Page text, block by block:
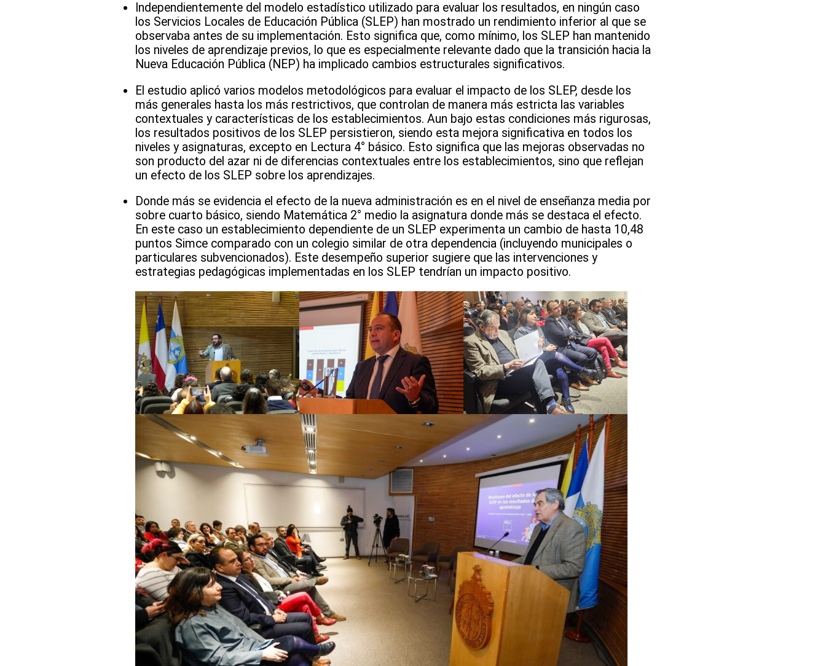
Independientemente del modelo estadístico utilizado para evaluar los resultados, en ningún caso
los Servicios Locales de Educación Pública (SLEP) han mostrado un rendimiento inferior al que se
observaba antes de su implementación. Esto significa que, como mínimo, los SLEP han mantenido
los niveles de aprendizaje previos, lo que es especialmente relevante dado que la transición hacia la
Nueva Educación Pública (NEP) ha implicado cambios estructurales significativos.
El estudio aplicó varios modelos metodológicos para evaluar el impacto de los SLEP, desde los
más generales hasta los más restrictivos, que controlan de manera más estricta las variables
contextuales y características de los establecimientos. Aun bajo estas condiciones más rigurosas,
los resultados positivos de los SLEP persistieron, siendo esta mejora significativa en todos los
niveles y asignaturas, excepto en Lectura 4° básico. Esto significa que las mejoras observadas no
son producto del azar ni de diferencias contextuales entre los establecimientos, sino que reflejan
un efecto de los SLEP sobre los aprendizajes.
Donde más se evidencia el efecto de la nueva administración es en el nivel de enseñanza media por
sobre cuarto básico, siendo Matemática 2° medio la asignatura donde más se destaca el efecto.
En este caso un establecimiento dependiente de un SLEP experimenta un cambio de hasta 10,48
puntos Simce comparado con un colegio similar de otra dependencia (incluyendo municipales o
particulares subvencionados). Este desempeño superior sugiere que las intervenciones y
estrategias pedagógicas implementadas en los SLEP tendrían un impacto positivo.